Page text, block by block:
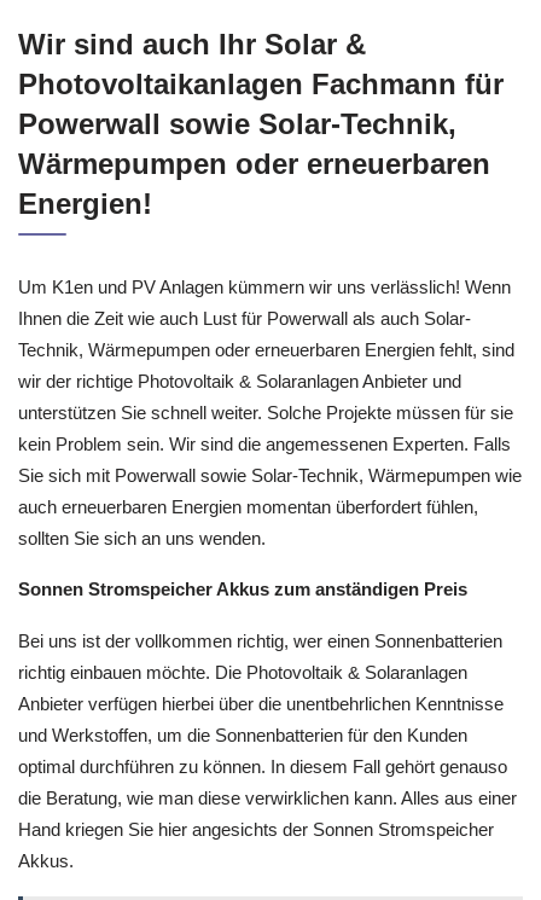
Wir sind auch Ihr Solar &
Photovoltaikanlagen Fachmann für
Powerwall sowie Solar-Technik,
Wärmepumpen oder erneuerbaren
Energien!
Um K1en und PV Anlagen kümmern wir uns verlässlich! Wenn
Ihnen die Zeit wie auch Lust für Powerwall als auch Solar-
Technik, Wärmepumpen oder erneuerbaren Energien fehlt, sind
wir der richtige Photovoltaik & Solaranlagen Anbieter und
unterstützen Sie schnell weiter. Solche Projekte müssen für sie
kein Problem sein. Wir sind die angemessenen Experten. Falls
Sie sich mit Powerwall sowie Solar-Technik, Wärmepumpen wie
auch erneuerbaren Energien momentan überfordert fühlen,
sollten Sie sich an uns wenden.
Sonnen Stromspeicher Akkus zum anständigen Preis
Bei uns ist der vollkommen richtig, wer einen Sonnenbatterien
richtig einbauen möchte. Die Photovoltaik & Solaranlagen
Anbieter verfügen hierbei über die unentbehrlichen Kenntnisse
und Werkstoffen, um die Sonnenbatterien für den Kunden
optimal durchführen zu können. In diesem Fall gehört genauso
die Beratung, wie man diese verwirklichen kann. Alles aus einer
Hand kriegen Sie hier angesichts der Sonnen Stromspeicher
Akkus.